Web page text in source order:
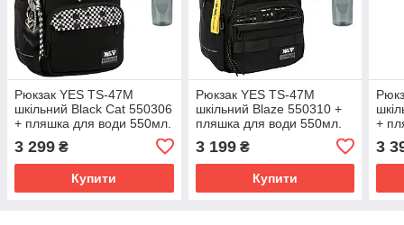
Рюкзак YES TS-47M
шкільний Black Cat 550306
+ пляшка для води 550мл.
3 299 ₴
Купити
Рюкзак YES TS-47M
шкільний Blaze 550310 +
пляшка для води 550мл.
3 199₴
Купити
+
3